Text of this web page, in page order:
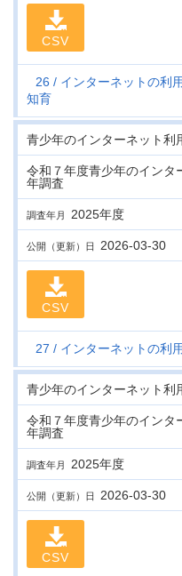
CSV
26 インターネットの利
知育
青少年のインターネット利
令和７年度青少年のインタ
年調査
調査年月 2025年度
公開（更新）日 2026-03-30
CSV
27 インターネットの利
青少年のインターネット利
令和７年度青少年のインタ
年調査
調査年月 2025年度
公開（更新）日 2026-03-30
CSV